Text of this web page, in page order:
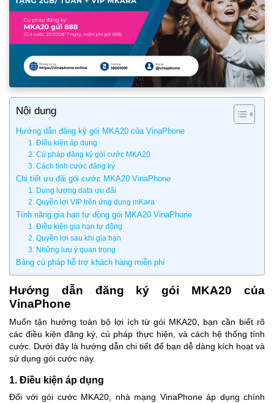
Nội dung
Hướng dẫn đăng ký gói MKA20 của VinaPhone
1. Điều kiện áp dụng
2. Cú pháp đăng ký gói cước MKA20
3. Cách tính cước đăng ký
Chi tiết ưu đãi gói cước MKA20 VinaPhone
1. Dung lượng data ưu đãi
2. Quyền lợi VIP trên ứng dụng mKara
Tính năng gia hạn tự động gói MKA20 VinaPhone
1. Điều kiện gia hạn tự động
2. Quyền lợi sau khi gia hạn
3. Những lưu ý quan trọng
Bảng cú pháp hỗ trợ khách hàng miễn phí
Hướng dẫn đăng ký gói MKA20 của
VinaPhone
Muốn tận hưởng toàn bộ lợi ích từ gói MKA20, bạn cần biết rõ
các điều kiện đăng ký, cú pháp thực hiện, và cách hệ thống tính
cước. Dưới đây là hướng dẫn chi tiết để bạn dễ dàng kích hoạt và
sử dụng gói cước này.
1. Điều kiện áp dụng
Đối với gói cước MKA20, nhà mạng VinaPhone áp dụng chính